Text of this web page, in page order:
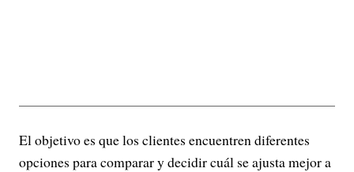
El objetivo es que los clientes encuentren diferentes
opciones para comparar y decidir cuál se ajusta mejor a